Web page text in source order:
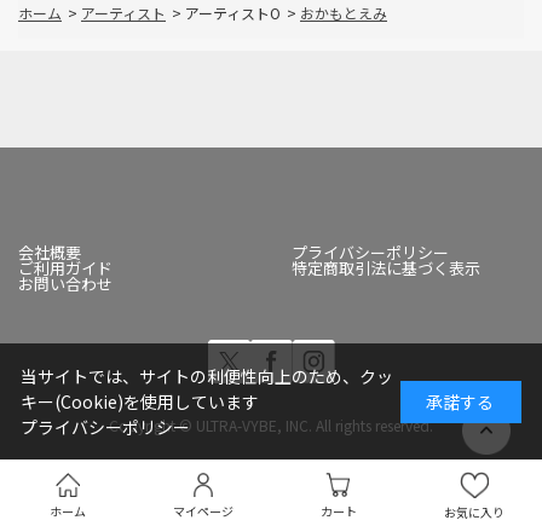
ホーム マイページ カート お気に入り
ホーム > アーティスト > アーティストO > おかもとえみ
会社概要 プライバシーポリシー
ご利用ガイド 特定商取引法に基づく表示
お問い合わせ
Copyright © ULTRA-VYBE, INC. All rights reserved.
当サイトでは、サイトの利便性向上のため、クッ
キー(Cookie)を使用しています
プライバシーポリシー
承諾する